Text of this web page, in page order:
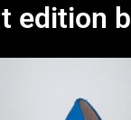
edition